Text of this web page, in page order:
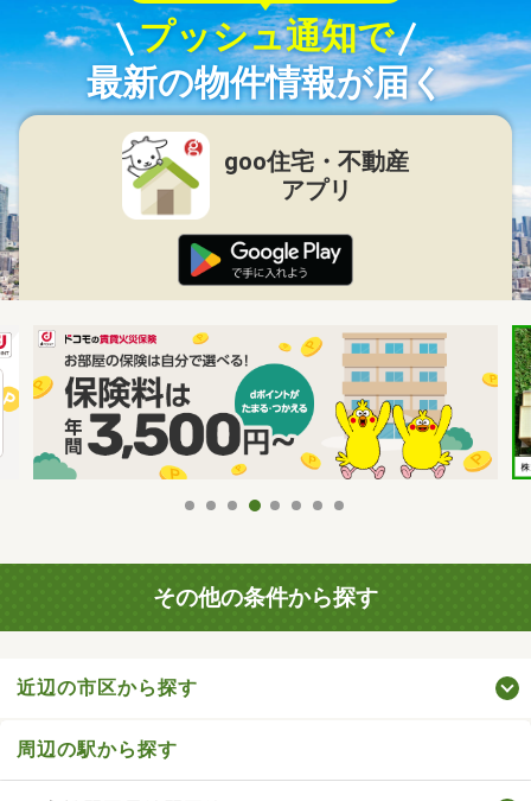
プッシュ通知で
最新の物件情報が届く
goo住宅・不動産
アプリ
その他の条件から探す
近辺の市区から探す
周辺の駅から探す